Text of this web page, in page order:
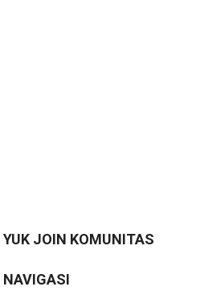
YUK JOIN KOMUNITAS
NAVIGASI